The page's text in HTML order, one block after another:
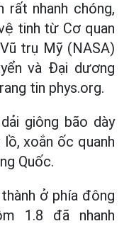
rất nhanh chóng,
tinh từ Cơ quan
trụ Mỹ (NASA)
và Đại dương
tin phys.org.
giông bão dày
xoắn ốc quanh
Quốc.
ở phía đông
1.8 đã nhanh